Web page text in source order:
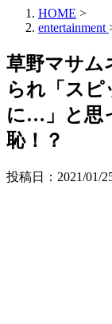
HOME >
entertainment
草野マサム
られ「ス
に…」と思
恥！？
投稿日：2021/01/